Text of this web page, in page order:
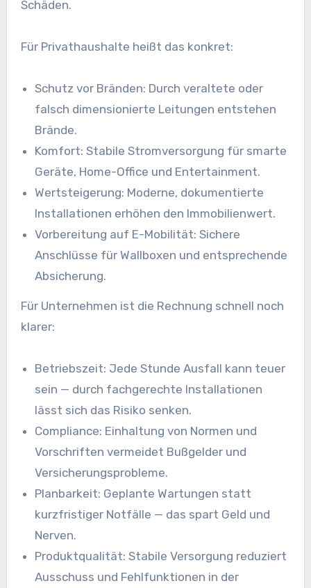
Schäden.
Für Privathaushalte heißt das konkret:
Schutz vor Bränden: Durch veraltete oder
falsch dimensionierte Leitungen entstehen
Brände.
Komfort: Stabile Stromversorgung für smarte
Geräte, Home-Office und Entertainment.
Wertsteigerung: Moderne, dokumentierte
Installationen erhöhen den Immobilienwert.
Vorbereitung auf E-Mobilität: Sichere
Anschlüsse für Wallboxen und entsprechende
Absicherung.
Für Unternehmen ist die Rechnung schnell noch
klarer:
Betriebszeit: Jede Stunde Ausfall kann teuer
sein — durch fachgerechte Installationen
lässt sich das Risiko senken.
Compliance: Einhaltung von Normen und
Vorschriften vermeidet Bußgelder und
Versicherungsprobleme.
Planbarkeit: Geplante Wartungen statt
kurzfristiger Notfälle — das spart Geld und
Nerven.
Produktqualität: Stabile Versorgung reduziert
Ausschuss und Fehlfunktionen in der